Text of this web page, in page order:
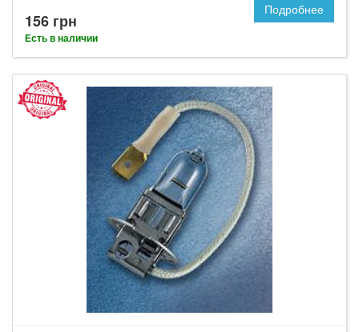
156 грн
Есть в наличии
Подробнее